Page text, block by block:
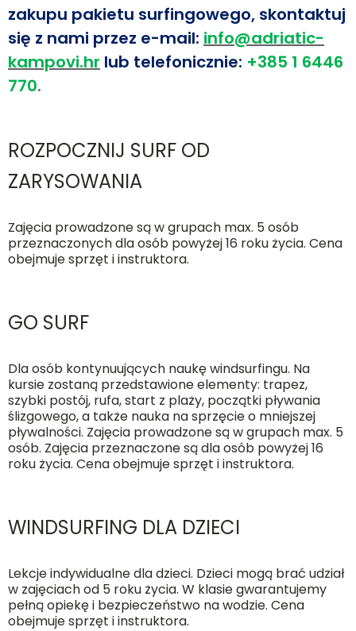
zakupu pakietu surfingowego, skontaktuj
się z nami przez e-mail: info@adriatic-
kampovi.hr lub telefonicznie: +385 1 6446
770.
ROZPOCZNIJ SURF OD
ZARYSOWANIA
Zajęcia prowadzone są w grupach max. 5 osób
przeznaczonych dla osób powyżej 16 roku życia. Cena
obejmuje sprzęt i instruktora.
GO SURF
Dla osób kontynuujących naukę windsurfingu. Na
kursie zostaną przedstawione elementy: trapez,
szybki postój, rufa, start z plaży, początki pływania
ślizgowego, a także nauka na sprzęcie o mniejszej
pływalności. Zajęcia prowadzone są w grupach max. 5
osób. Zajęcia przeznaczone są dla osób powyżej 16
roku życia. Cena obejmuje sprzęt i instruktora.
WINDSURFING DLA DZIECI
Lekcje indywidualne dla dzieci. Dzieci mogą brać udział
w zajęciach od 5 roku życia. W klasie gwarantujemy
pełną opiekę i bezpieczeństwo na wodzie. Cena
obejmuje sprzęt i instruktora.